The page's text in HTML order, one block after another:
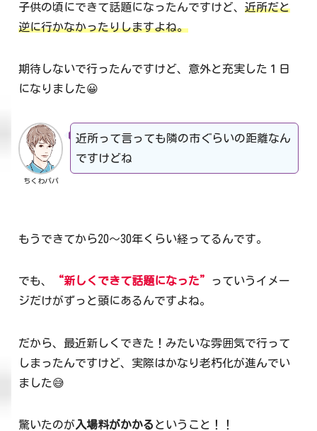
子供の頃にできて話題になったんですけど、 近所だと
逆に行かなかったりしますよね。
期待しないで行ったんですけど、意外と充実した１日
になりました😀
ちくわパパ
近所って言っても隣の市ぐらいの距離なん
ですけどね
もうできてから20～30年くらい経ってるんです。
でも、 “新しくできて話題になった”
っていうイメー
ジだけがずっと頭にあるんですよね。
だから、最近新しくできた！みたいな雰囲気で行って
しまったんですけど、実際はかなり老朽化が進んでい
ました😅
驚いたのが 入場料がかかる ということ！！